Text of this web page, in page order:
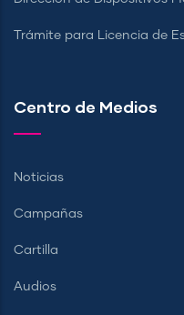
Trámite para Licencia de
Centro de Medios
Noticias
Campañas
Cartilla
Audios